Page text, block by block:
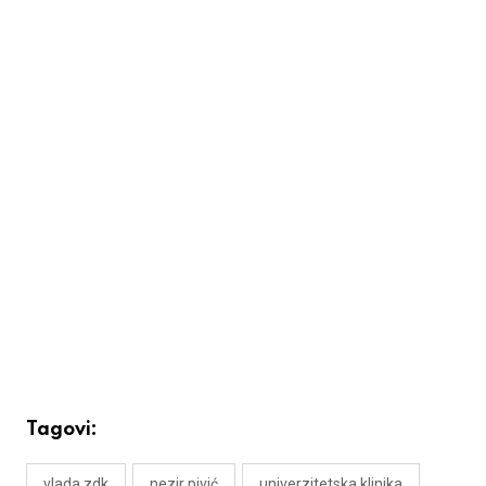
Tagovi: